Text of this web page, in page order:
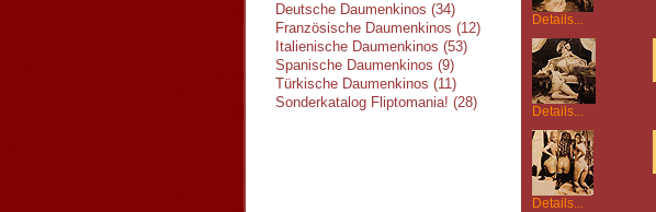
Deutsche Daumenkinos (34)
Französische Daumenkinos (12)
Italienische Daumenkinos (53)
Spanische Daumenkinos (9)
Türkische Daumenkinos (11)
Sonderkatalog Fliptomania! (28)
Details...
Details...
Details...